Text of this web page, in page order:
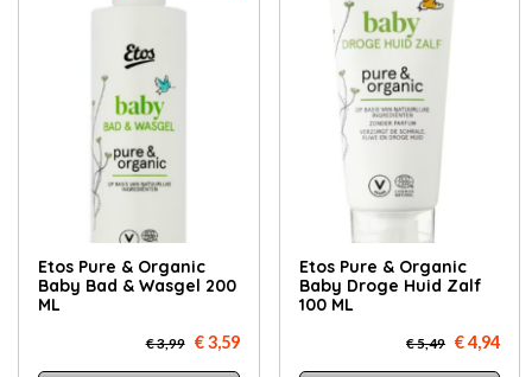
Etos Pure & Organic
Baby Bad & Wasgel 200
ML
€ 3,99 € 3,59
Etos Pure & Organic
Baby Droge Huid Zalf
100 ML
€ 5,49 € 4,94